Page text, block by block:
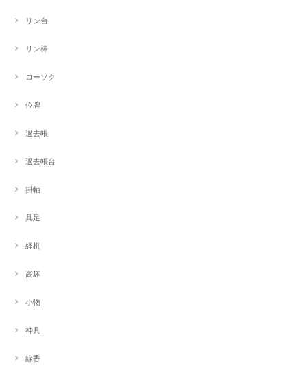
リン台
リン棒
ローソク
位牌
過去帳
過去帳台
掛軸
具足
経机
高坏
小物
神具
線香